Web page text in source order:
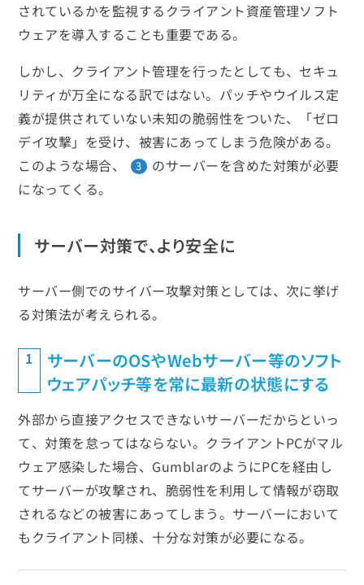
されているかを監視するクライアント資産管理ソフト
ウェアを導入することも重要である。
しかし、クライアント管理を行ったとしても、セキュ
リティが万全になる訳ではない。パッチやウイルス定
義が提供されていない未知の脆弱性をついた、「ゼロ
デイ攻撃」を受け、被害にあってしまう危険がある。
このような場合、
3
のサーバーを含めた対策が必要
になってくる。
サーバー対策で、より安全に
サーバー側でのサイバー攻撃対策としては、次に挙げ
る対策法が考えられる。
1
サーバーのOSやWebサーバー等のソフト
ウェアパッチ等を常に最新の状態にする
外部から直接アクセスできないサーバーだからといっ
て、対策を怠ってはならない。クライアントPCがマル
ウェア感染した場合、GumblarのようにPCを経由し
てサーバーが攻撃され、脆弱性を利用して情報が窃取
されるなどの被害にあってしまう。サーバーにおいて
もクライアント同様、十分な対策が必要になる。